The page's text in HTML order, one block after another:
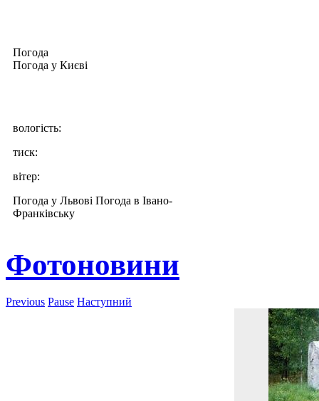
Погода
Погода у Києві
вологість:
тиск:
вітер:
Погода у Львові Погода в Івано-
Франківську
Фотоновини
Previous Pause Наступний